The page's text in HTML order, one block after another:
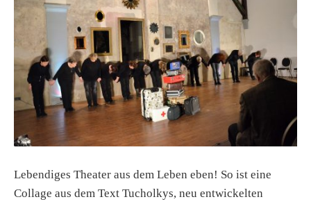
Lebendiges Theater aus dem Leben eben! So ist eine
Collage aus dem Text Tucholkys, neu entwickelten